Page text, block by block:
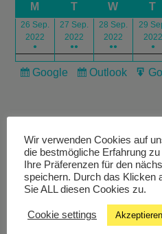
M T W T
26 Sep.
2022
●
27 Sep.
2022
●●
28 Sep.
2022
●●
29
2022
●
Subscribe
Google
Subscribe
Outlook
Wir verwenden Cookies auf
die bestmögliche Erfahrung
Ihre Präferenzen für den
speichern. Durch das Klicken
Sie ALL diesen Cookies zu.
Cookie settings Akzeptieren